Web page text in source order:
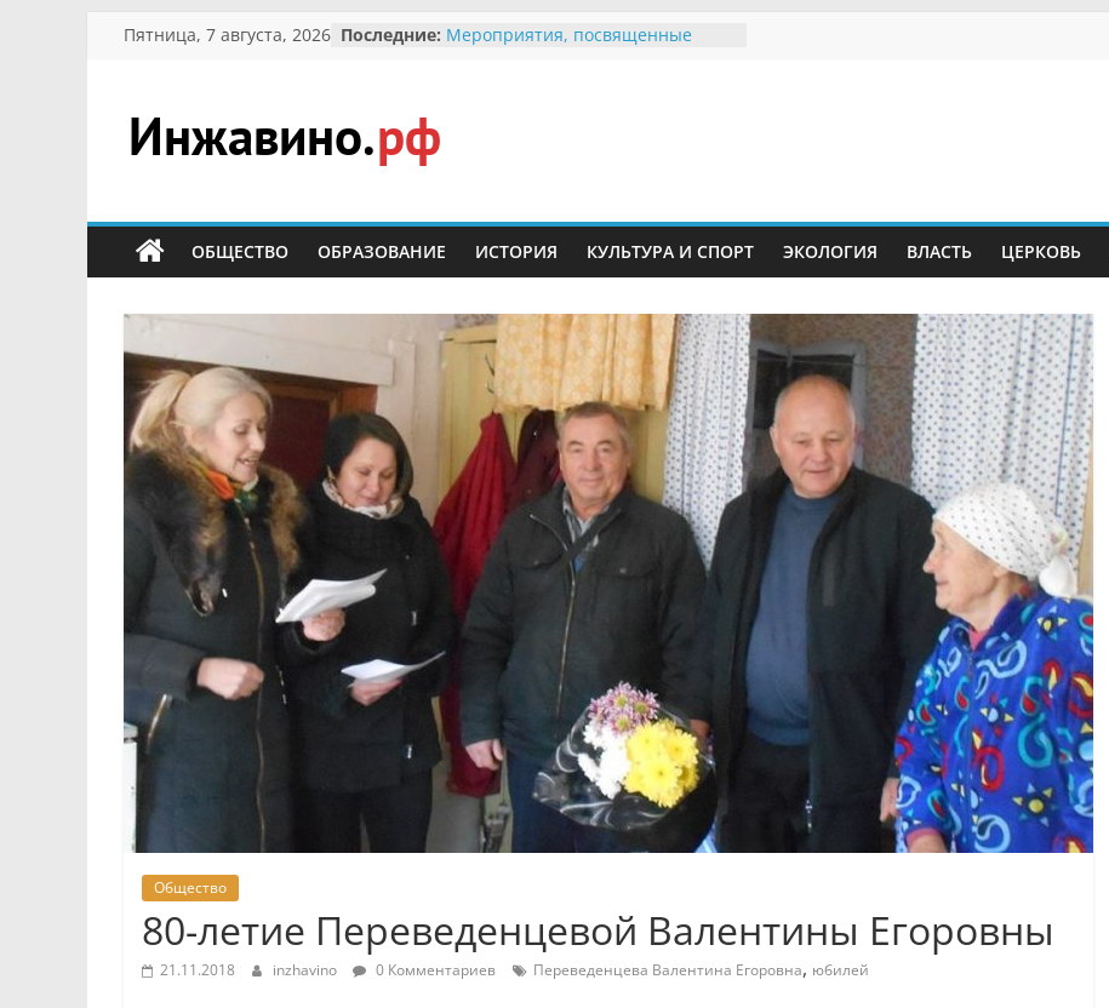
Перейти
Пятница, 7 августа, 2026 Последние: Мероприятия, посвященные
Безопасность в сети Интернет
Ученики приняли участие в
мероприятии «Сохраним
В вольере Воронинского
заповедника родились крапчатые
суслики
Инжавино.рф
сельский
портал
ОБЩЕСТВО ОБРАЗОВАНИЕ ИСТОРИЯ КУЛЬТУРА И СПОРТ ЭКОЛОГИЯ ВЛАСТЬ ЦЕРКОВЬ
Общество
80-летие Переведенцевой Валентины Егоровны
21.11.2018 inzhavino 0 Комментариев Переведенцева Валентина Егоровна, юбилей